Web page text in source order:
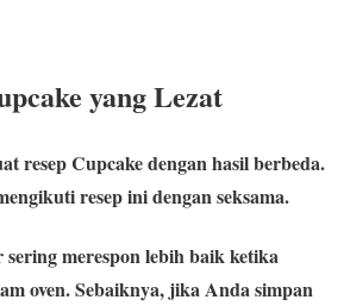
yang Lezat
resep Cupcake dengan hasil berbeda.
resep ini dengan seksama.
merespon lebih baik ketika
oven. Sebaiknya, jika Anda simpan